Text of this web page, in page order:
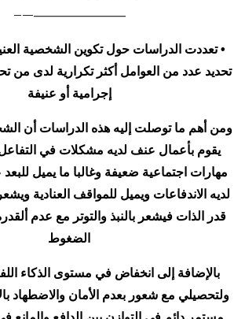
—————————
—–
• تعددت الدراسات حول تكوين الشخصية
تحديد عدد من العوامل أكثر تكرارية لدى من
إجرامية أو عنيفة
ومن أهم ما توصلت إليه هذه الدراسات أن
يقوم بأعمال عنف لديه مشكلات في التفاعل
مهارات اجتماعية ضعيفة وغالبا ما يميل للبعد
لديه الاندفاعات ويميل للمواقف العنادية
قدر الذات فيشعر بالنبذ والتوتر مع عدم
الضغوط
بالإضافة إلى انخفاض في مستوى الذكاء
ولتحصيلي مع شعور بعدم الأمان والاضطهاد